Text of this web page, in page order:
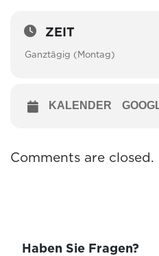
ZEIT
Ganztägig (Montag)
KALENDER
Comments are closed.
Haben Sie Fragen?